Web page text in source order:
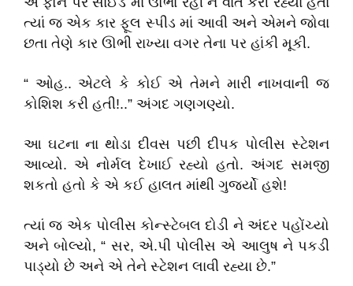
ત્યાં જ એક કાર ફૂલ સ્પીડ માં આવી અને એમને જોવા
છતા તેણે કાર ઊભી રાખ્યા વગર તેના પર હાંકી મૂકી.
“ ઓહ.. એટલે કે કોઈ એ તેમને મારી નાખવાની જ
કોશિશ કરી હતી!..” અંગદ ગણગણ્યો.
આ ઘટના ના થોડા દીવસ પછી દીપક પોલીસ સ્ટેશન
આવ્યો. એ નોર્મલ દેખાઈ રહ્યો હતો. અંગદ સમજી
શકતો હતો કે એ કઈ હાલત માંથી ગુજર્યો હશે!
ત્યાં જ એક પોલીસ કોન્સ્ટેબલ દોડી ને અંદર પહોંચ્યો
અને બોલ્યો, “ સર, એ.પી પોલીસ એ આલુષ ને પકડી
પાડ્યો છે અને એ તેને સ્ટેશન લાવી રહ્યા છે.”